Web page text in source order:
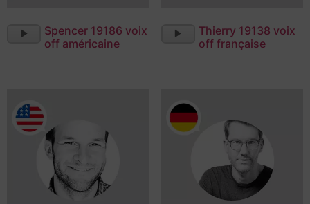
LecteurSpencer 19186 voix
off américaine
LecteurThierry 19138 voix
off française